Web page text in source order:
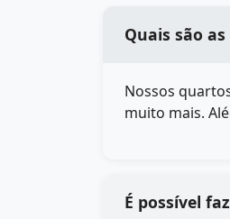
Quais são
Nossos
muito mais.
É possível